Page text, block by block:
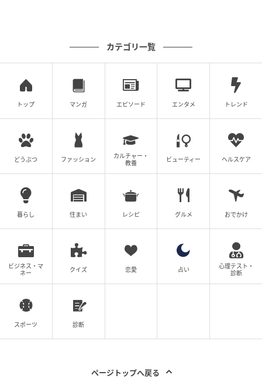
カテゴリ一覧
トップ マンガ エピソード エンタメ トレンド
どうぶつ ファッション
カルチャー・
教養
ビューティー ヘルスケア
暮らし 住まい レシピ グルメ おでかけ
ビジネス・マ
ネー
クイズ 恋愛 占い
心理テスト・
診断
スポーツ 診断
ページトップへ戻る